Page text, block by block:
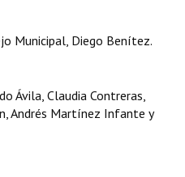
Municipal, Diego Benítez.
Ávila, Claudia Contreras,
Andrés Martínez Infante y